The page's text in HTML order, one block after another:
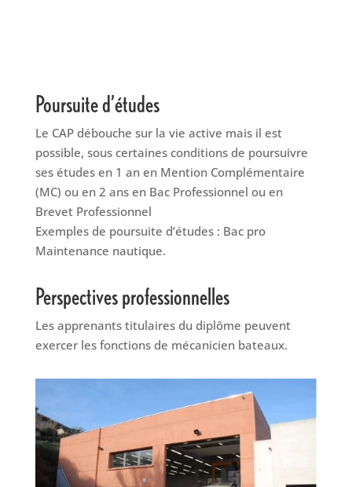
Poursuite d’études
Le CAP débouche sur la vie active mais il est
possible, sous certaines conditions de poursuivre
ses études en 1 an en Mention Complémentaire
(MC) ou en 2 ans en Bac Professionnel ou en
Brevet Professionnel
Exemples de poursuite d’études : Bac pro
Maintenance nautique.
Perspectives professionnelles
Les apprenants titulaires du diplôme peuvent
exercer les fonctions de mécanicien bateaux.